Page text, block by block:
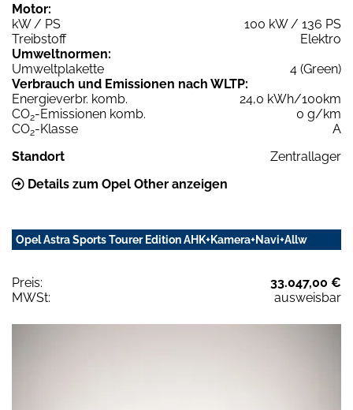
Motor:
kW / PS
100 kW / 136 PS
Treibstoff
Elektro
Umweltnormen:
Umweltplakette
4 (Green)
Verbrauch und Emissionen nach WLTP:
Energieverbr. komb.
24,0 kWh/100km
CO2-Emissionen komb.
0 g/km
CO2-Klasse
A
Standort
Zentrallager
Details zum Opel Other anzeigen
Opel Astra Sports Tourer Edition AHK+Kamera+Navi+Allw
Preis:
33.047,00 €
MWSt:
ausweisbar